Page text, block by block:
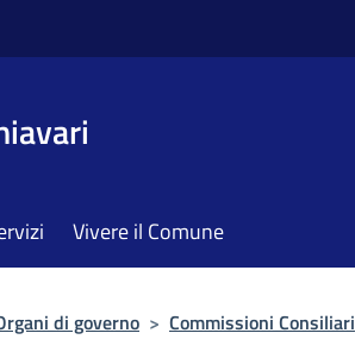
Vivere il Comune
di governo > Commissioni Consiliari